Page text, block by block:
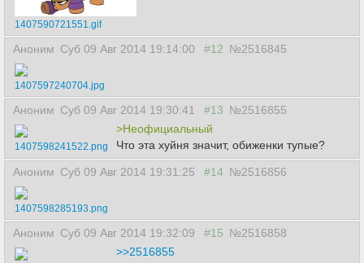
1407590721551.gif
Аноним Суб 09 Авг 2014 19:14:00 #12 №2516845
1407597240704.jpg
Аноним Суб 09 Авг 2014 19:30:41 #13 №2516855
1407598241522.png
>Неофициальный
Что эта хуйня значит, обиженки тупые?
Аноним Суб 09 Авг 2014 19:31:25 #14 №2516856
1407598285193.png
Аноним Суб 09 Авг 2014 19:32:09 #15 №2516858
>>2516855